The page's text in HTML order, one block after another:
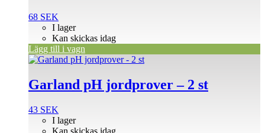
68 SEK
I lager
Kan skickas idag
Lägg till i vagn
Garland pH jordprover – 2 st
43 SEK
I lager
Kan skickas idag